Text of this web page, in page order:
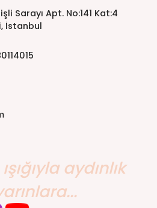
Sarayı Apt. No:141 Kat:4
İstanbul
aydınlık